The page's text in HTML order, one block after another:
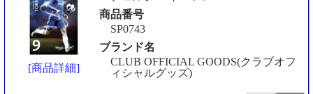
[商品詳細]
商品番号
SP0743
ブランド名
CLUB OFFICIAL GOODS(クラブオフ
ィシャルグッズ)